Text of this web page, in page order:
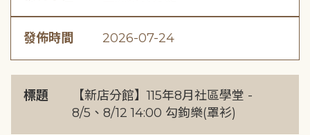
發佈時間 2026-07-24
標題
【新店分館】115年8月社區學堂 -
8/5、8/12 14:00 勾鉤樂(罩衫)